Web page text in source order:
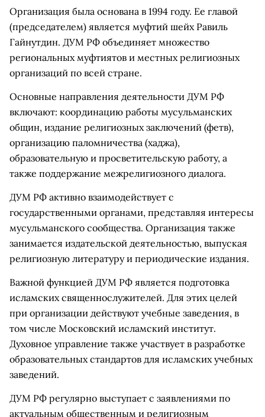
Организация была основана в 1994 году. Ее главой
(председателем) является муфтий шейх Равиль
Гайнутдин. ДУМ РФ объединяет множество
региональных муфтиятов и местных религиозных
организаций по всей стране.
Основные направления деятельности ДУМ РФ
включают: координацию работы мусульманских
общин, издание религиозных заключений (фетв),
организацию паломничества (хаджа),
образовательную и просветительскую работу, а
также поддержание межрелигиозного диалога.
ДУМ РФ активно взаимодействует с
государственными органами, представляя интересы
мусульманского сообщества. Организация также
занимается издательской деятельностью, выпуская
религиозную литературу и периодические издания.
Важной функцией ДУМ РФ является подготовка
исламских священнослужителей. Для этих целей
при организации действуют учебные заведения, в
том числе Московский исламский институт.
Духовное управление также участвует в разработке
образовательных стандартов для исламских учебных
заведений.
ДУМ РФ регулярно выступает с заявлениями по
актуальным общественным и религиозным